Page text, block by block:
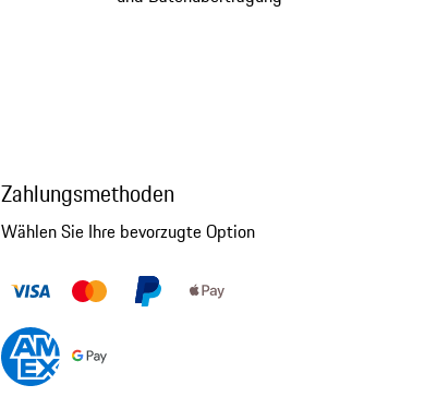
Zahlungsmethoden
Wählen Sie Ihre bevorzugte Option